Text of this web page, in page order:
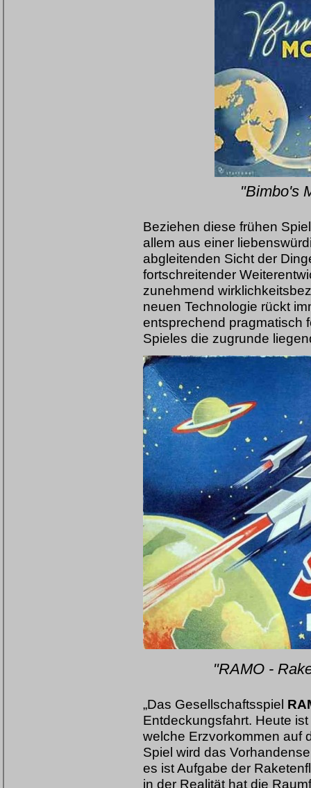
"Bimbo's
Beziehen diese frühen
allem aus einer
abgleitenden Sicht der
fortschreitender
zunehmend
neuen Technologie rückt
entsprechend pragmatisch
Spieles die zugrunde
"RAMO -
„Das Gesellschaftsspiel
Entdeckungsfahrt. Heute
welche Erzvorkommen auf
Spiel wird das
es ist Aufgabe der
in der Realität hat die